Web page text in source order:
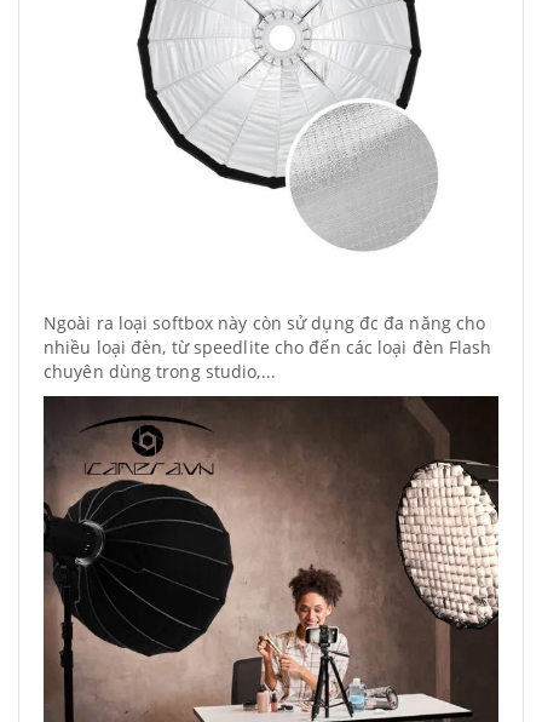
Ngoài ra loại softbox này còn sử dụng đc đa năng cho
nhiều loại đèn, từ speedlite cho đến các loại đèn Flash
chuyên dùng trong studio,...